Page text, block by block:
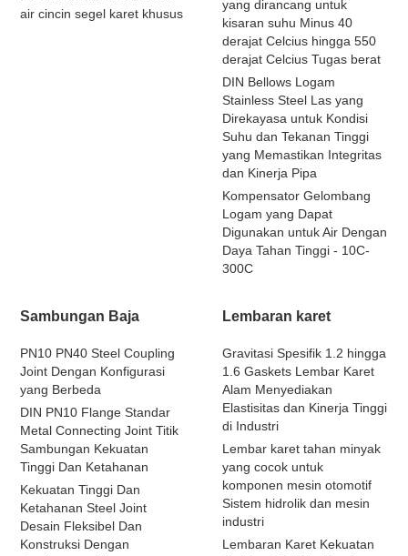
air cincin segel karet khusus
yang dirancang untuk
kisaran suhu Minus 40
derajat Celcius hingga 550
derajat Celcius Tugas berat
DIN Bellows Logam
Stainless Steel Las yang
Direkayasa untuk Kondisi
Suhu dan Tekanan Tinggi
yang Memastikan Integritas
dan Kinerja Pipa
Kompensator Gelombang
Logam yang Dapat
Digunakan untuk Air Dengan
Daya Tahan Tinggi - 10C-
300C
Sambungan Baja
PN10 PN40 Steel Coupling
Joint Dengan Konfigurasi
yang Berbeda
DIN PN10 Flange Standar
Metal Connecting Joint Titik
Sambungan Kekuatan
Tinggi Dan Ketahanan
Kekuatan Tinggi Dan
Ketahanan Steel Joint
Desain Fleksibel Dan
Konstruksi Dengan
Lembaran karet
Gravitasi Spesifik 1.2 hingga
1.6 Gaskets Lembar Karet
Alam Menyediakan
Elastisitas dan Kinerja Tinggi
di Industri
Lembar karet tahan minyak
yang cocok untuk
komponen mesin otomotif
Sistem hidrolik dan mesin
industri
Lembaran Karet Kekuatan